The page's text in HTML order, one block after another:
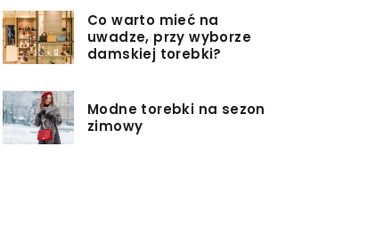
Co warto mieć na
uwadze, przy wyborze
damskiej torebki?
Modne torebki na sezon
zimowy